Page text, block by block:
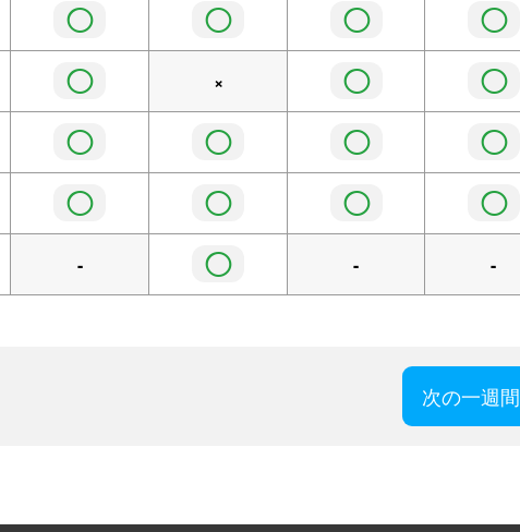
◯ ◯ ◯ ◯
◯ × ◯ ◯
◯ ◯ ◯ ◯
◯ ◯ ◯ ◯
- ◯ - -
次の一週間